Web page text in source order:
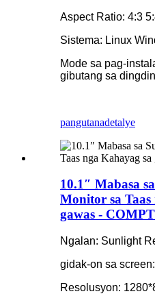
Aspect Ratio: 4:3
Sistema: Linux
Mode sa pag-
gibutang sa
pangutanadetalye
10.1″ Mabasa
Monitor sa
gawas - COMPT
Ngalan: Sunlight
gidak-on sa
Resolusyon: